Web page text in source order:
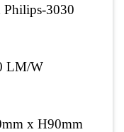
3030
LM/W
x H90mm